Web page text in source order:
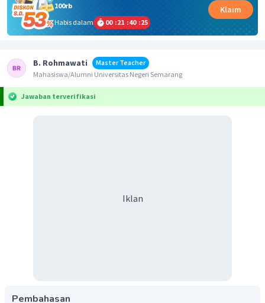
100rb
Habis dalam
00 :21 :40 :25
Klaim
B. Rohmawati
Master Teacher
Mahasiswa/Alumni Universitas Negeri Semarang
Jawaban terverifikasi
Iklan
Pembahasan